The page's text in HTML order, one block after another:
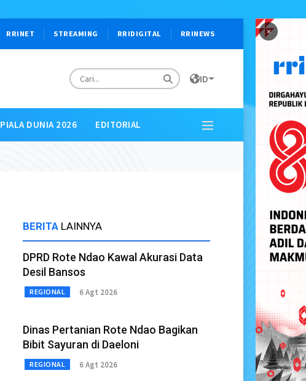
×
RRINET STREAMING RRIDIGITAL RRINEWS
ID
PIALA DUNIA 2026 EDITORIAL
BERITA LAINNYA
DPRD Rote Ndao Kawal Akurasi Data
Desil Bansos
REGIONAL 6 Agt 2026
Dinas Pertanian Rote Ndao Bagikan
Bibit Sayuran di Daeloni
REGIONAL 6 Agt 2026